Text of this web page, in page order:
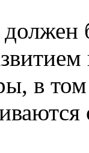
в